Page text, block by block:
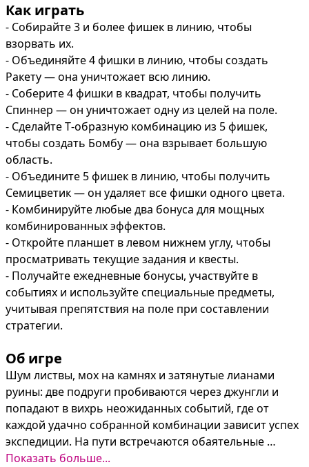
Как играть
- Собирайте 3 и более фишек в линию, чтобы
взорвать их.
- Объединяйте 4 фишки в линию, чтобы создать
Ракету — она уничтожает всю линию.
- Соберите 4 фишки в квадрат, чтобы получить
Спиннер — он уничтожает одну из целей на поле.
- Сделайте T‑образную комбинацию из 5 фишек,
чтобы создать Бомбу — она взрывает большую
область.
- Объедините 5 фишек в линию, чтобы получить
Семицветик — он удаляет все фишки одного цвета.
- Комбинируйте любые два бонуса для мощных
комбинированных эффектов.
- Откройте планшет в левом нижнем углу, чтобы
просматривать текущие задания и квесты.
- Получайте ежедневные бонусы, участвуйте в
событиях и используйте специальные предметы,
учитывая препятствия на поле при составлении
стратегии.
Об игре
Шум листвы, мох на камнях и затянутые лианами
руины: две подруги пробиваются через джунгли и
попадают в вихрь неожиданных событий, где от
каждой удачно собранной комбинации зависит успех
экспедиции. На пути встречаются обаятельные
персонажи, мини‑игры и хитроумные препятствия,
Показать больше...